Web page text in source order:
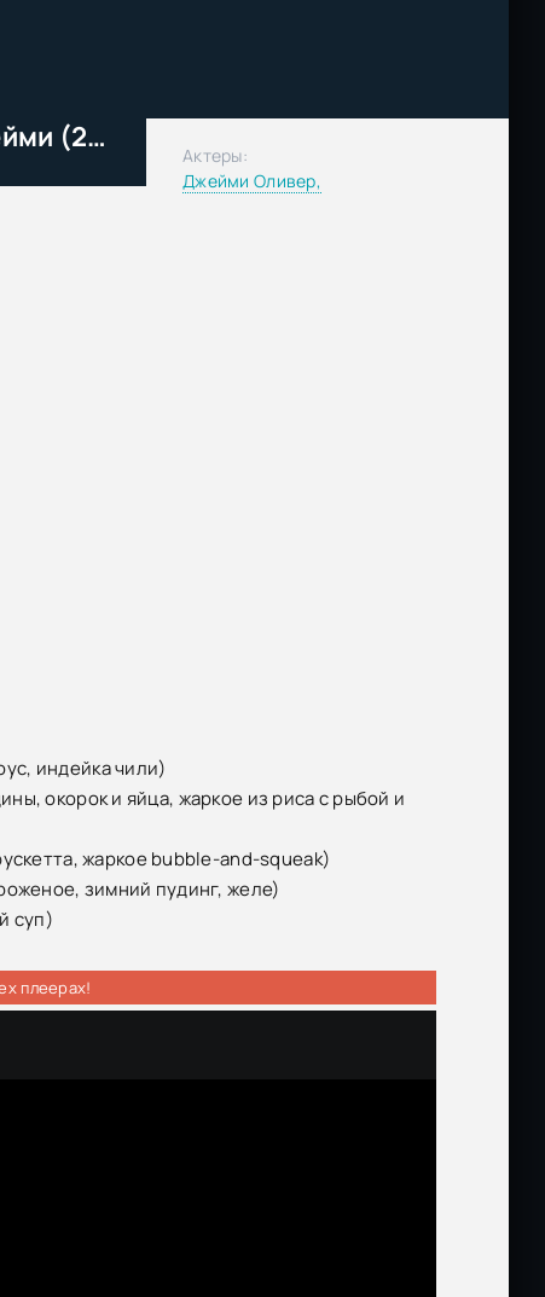
Рождество в кругу семьи Джейми (2009)
Актеры:
Джейми Оливер,
индейка чили)
окорок и яйца, жаркое из риса с рыбой и
жаркое bubble-and-squeak)
зимний пудинг, желе)
суп)
плеерах!